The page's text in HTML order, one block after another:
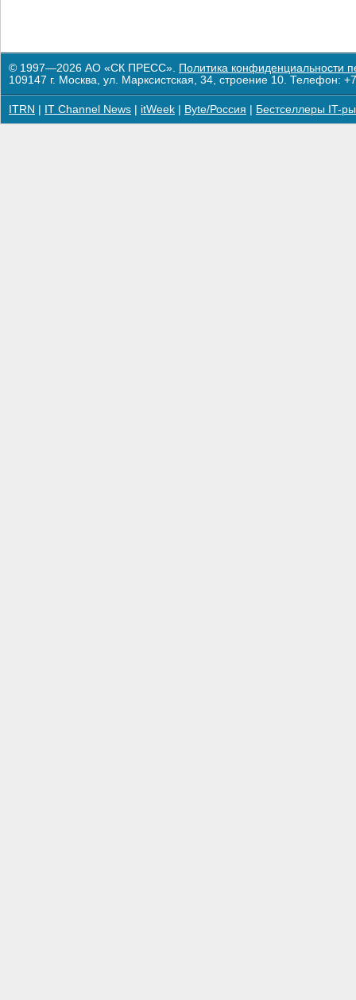
© 1997—2026 АО «СК ПРЕСС». Политика конфиденциальности
109147 г. Москва, ул. Марксистская, 34, строение 10. Телефон:
ITRN IT Channel News itWeek Byte/Россия Бестселлеры IT-